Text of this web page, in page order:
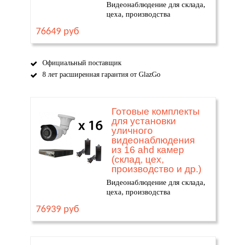
Видеонаблюдение для склада,
цеха, производства
76649 руб
Официальный поставщик
8 лет расширенная гарантия от GlazGo
Готовые комплекты
для установки
уличного
видеонаблюдения
из 16 ahd камер
(склад, цех,
производство и др.)
Видеонаблюдение для склада,
цеха, производства
76939 руб